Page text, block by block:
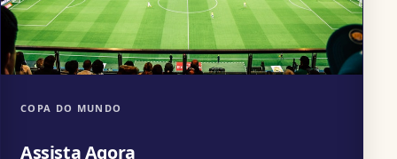
COPA DO MUNDO
Assista Agora